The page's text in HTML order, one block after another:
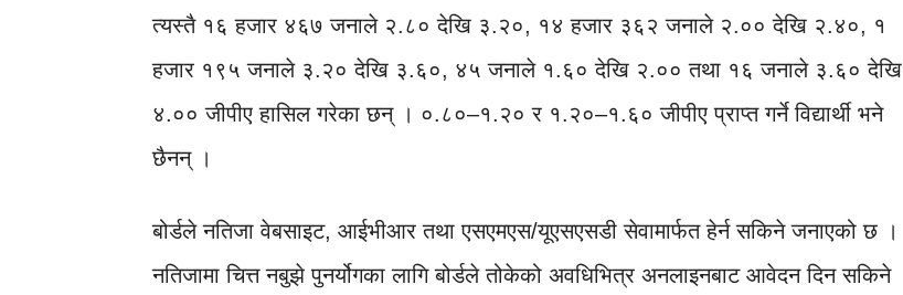
त्यस्तै १६ हजार ४६७ जनाले २.८० देखि ३.२०, १४ हजार ३६२ जनाले २.०० देखि २.४०, १
हजार १९५ जनाले ३.२० देखि ३.६०, ४५ जनाले १.६० देखि २.०० तथा १६ जनाले ३.६० देखि
४.०० जीपीए हासिल गरेका छन् । ०.८०–१.२० र १.२०–१.६० जीपीए प्राप्त गर्ने विद्यार्थी भने
छैनन् ।
बोर्डले नतिजा वेबसाइट, आईभीआर तथा एसएमएस/यूएसएसडी सेवामार्फत हेर्न सकिने जनाएको छ ।
नतिजामा चित्त नबुझे पुनर्योगका लागि बोर्डले तोकेको अवधिभित्र अनलाइनबाट आवेदन दिन सकिने